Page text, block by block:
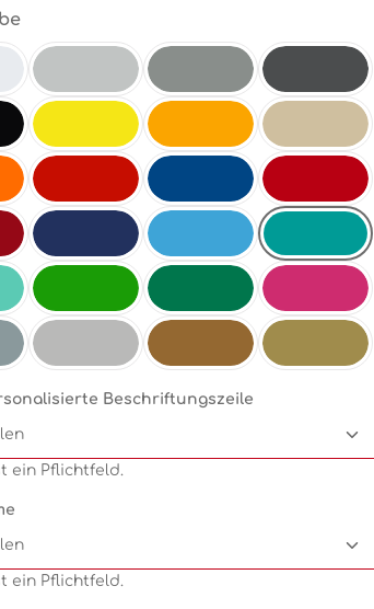
auswählen
Hellgrau Mittelgrau Antrazit
Schwefelgelb Goldgelb Beige
Hellrot Enzianblau Rot
Dunkelblau Electricblue Türkis
Electricgreen Grün Pink
Beschriftungszeile
ein Pflichtfeld.
ein Pflichtfeld.